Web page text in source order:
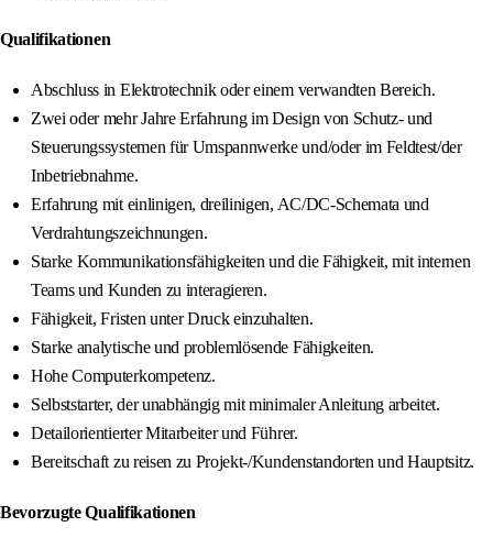
Qualifikationen
Abschluss in Elektrotechnik oder einem verwandten Bereich.
Zwei oder mehr Jahre Erfahrung im Design von Schutz- und
Steuerungssystemen für Umspannwerke und/oder im Feldtest/der
Inbetriebnahme.
Erfahrung mit einlinigen, dreilinigen, AC/DC-Schemata und
Verdrahtungszeichnungen.
Starke Kommunikationsfähigkeiten und die Fähigkeit, mit internen
Teams und Kunden zu interagieren.
Fähigkeit, Fristen unter Druck einzuhalten.
Starke analytische und problemlösende Fähigkeiten.
Hohe Computerkompetenz.
Selbststarter, der unabhängig mit minimaler Anleitung arbeitet.
Detailorientierter Mitarbeiter und Führer.
Bereitschaft zu reisen zu Projekt-/Kundenstandorten und Hauptsitz.
Bevorzugte Qualifikationen